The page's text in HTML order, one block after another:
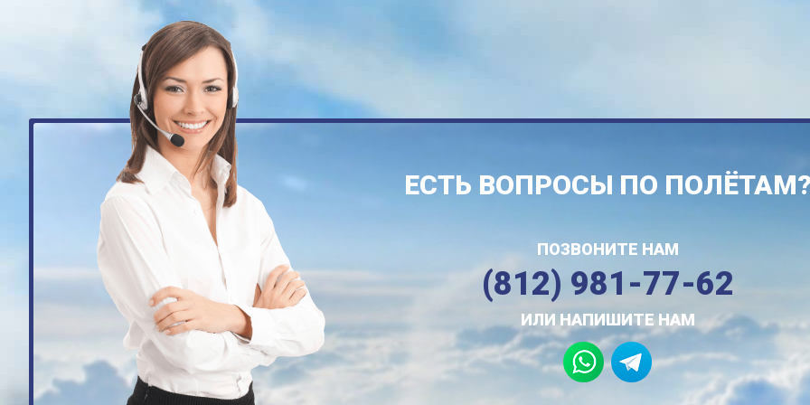
ЕСТЬ ВОПРОСЫ ПО
ПОЗВОНИТЕ НАМ
(812) 981-77-62
ИЛИ НАПИШИТЕ НАМ